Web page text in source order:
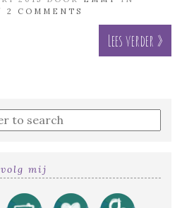
2 COMMENTS
Lees verder »
volg mij